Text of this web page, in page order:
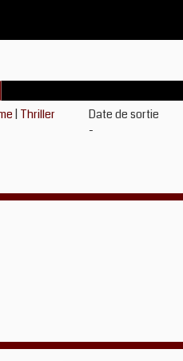
Thriller
Date de sortie
-